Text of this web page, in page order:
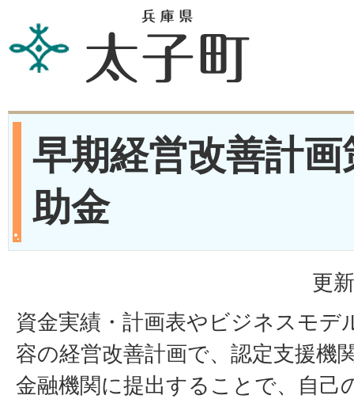
早期経営改善計
助金
更
資金実績・計画表やビジネスモデ
容の経営改善計画で、認定支援機
金融機関に提出することで、自己